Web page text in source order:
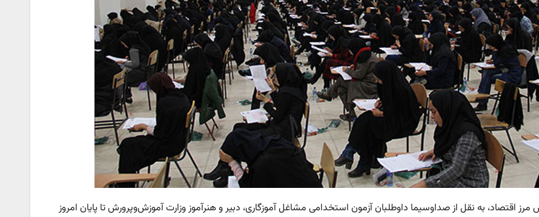
مرز اقتصاد، به نقل از صداوسیما داوطلبان آزمون استخدامی مشاغل آموزگاری، دبیر و هنرآموز وزارت آموزش‌وپرورش تا پایان امروز